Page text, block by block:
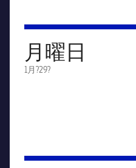
月曜日
1月?29?